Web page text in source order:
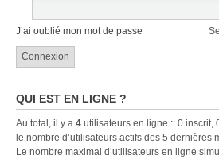
J’ai oublié mon mot de passe
QUI EST EN LIGNE ?
Au total, il y a 4 utilisateurs en ligne :: 0 inscrit,
le nombre d’utilisateurs actifs des 5 dernières
Le nombre maximal d’utilisateurs en ligne